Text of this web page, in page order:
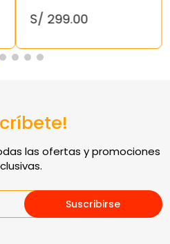
S/ 299.00
Suscribirse